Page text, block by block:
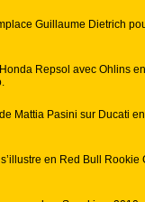
Guillaume Dietrich
Repsol avec Ohlins en
Mattia Pasini sur Ducati en
en Red Bull Rookie